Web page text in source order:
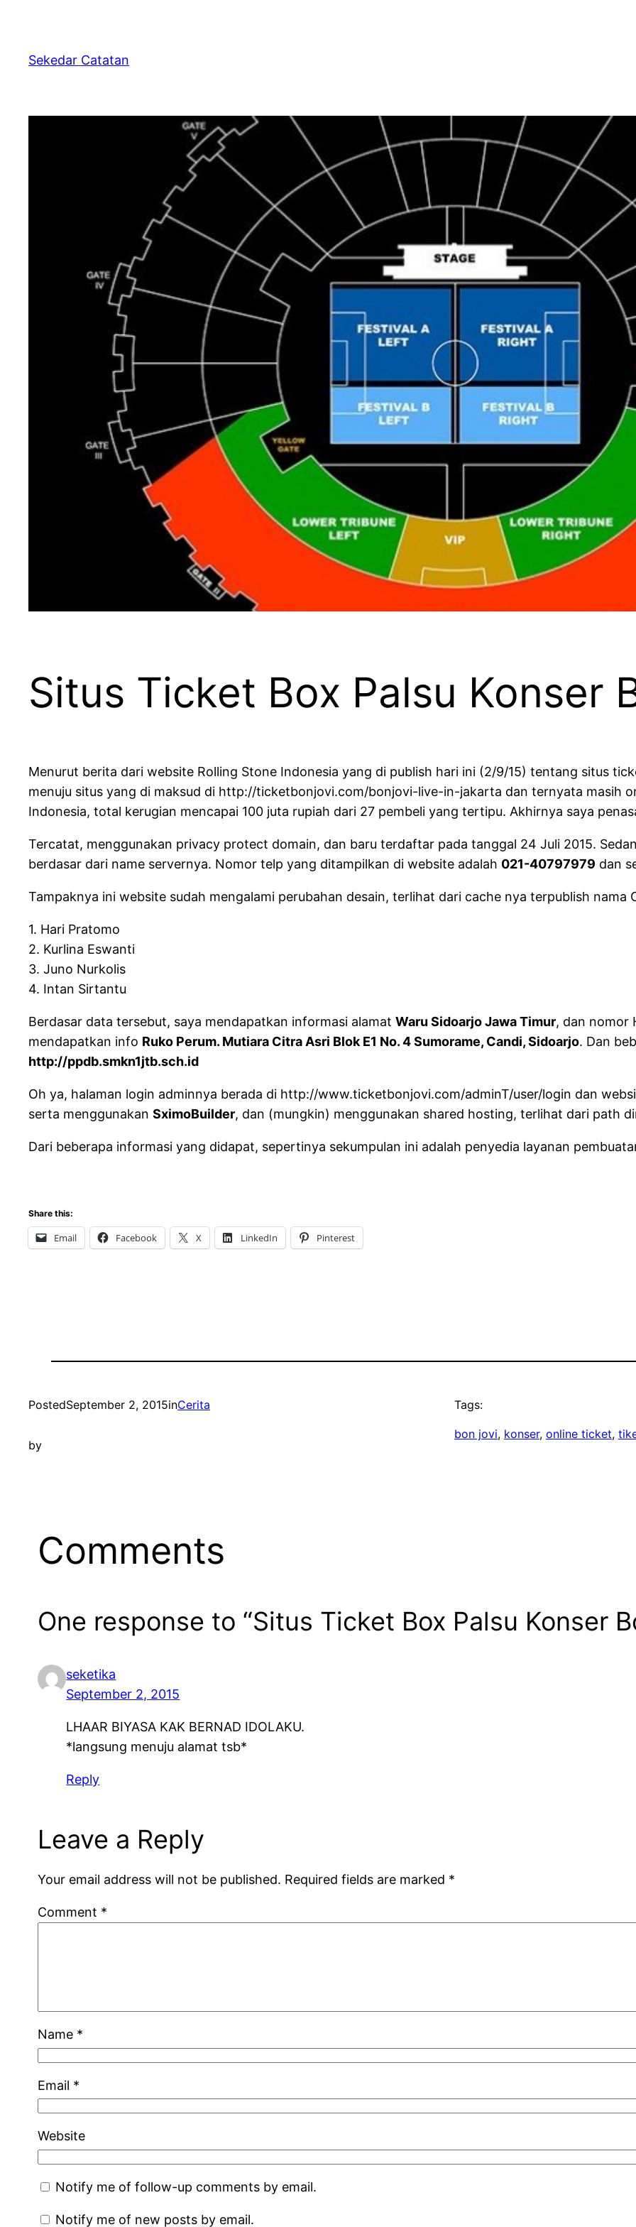
content
Sekedar Catatan
Situs Ticket Box Palsu Konser
Menurut berita dari website Rolling Stone Indonesia yang di publish hari ini (2/9/15) tentang situs
menuju situs yang di maksud di http://ticketbonjovi.com/bonjovi-live-in-jakarta dan ternyata masih
Indonesia, total kerugian mencapai 100 juta rupiah dari 27 pembeli yang tertipu. Akhirnya saya
Tercatat, menggunakan privacy protect domain, dan baru terdaftar pada tanggal 24 Juli 2015.
berdasar dari name servernya. Nomor telp yang ditampilkan di website adalah 021-40797979 dan
Tampaknya ini website sudah mengalami perubahan desain, terlihat dari cache nya terpublish nama
1. Hari Pratomo
2. Kurlina Eswanti
3. Juno Nurkolis
4. Intan Sirtantu
Berdasar data tersebut, saya mendapatkan informasi alamat Waru Sidoarjo Jawa Timur, dan nomor
mendapatkan info Ruko Perum. Mutiara Citra Asri Blok E1 No. 4 Sumorame, Candi, Sidoarjo. Dan
http://ppdb.smkn1jtb.sch.id
Oh ya, halaman login adminnya berada di http://www.ticketbonjovi.com/adminT/user/login dan
serta menggunakan SximoBuilder, dan (mungkin) menggunakan shared hosting, terlihat dari path
Dari beberapa informasi yang didapat, sepertinya sekumpulan ini adalah penyedia layanan
Share this:
Email Facebook X LinkedIn Pinterest
PostedSeptember 2, 2015inCerita
by
Tags:
bon jovi, konser, online ticket,
Comments
One response to “Situs Ticket Box Palsu Konser
seketika
September 2, 2015
LHAAR BIYASA KAK BERNAD IDOLAKU.
*langsung menuju alamat tsb*
Reply
Leave a Reply
Your email address will not be published. Required fields are marked *
Comment *
Name *
Email *
Website
Notify me of follow-up comments by email.
Notify me of new posts by email.